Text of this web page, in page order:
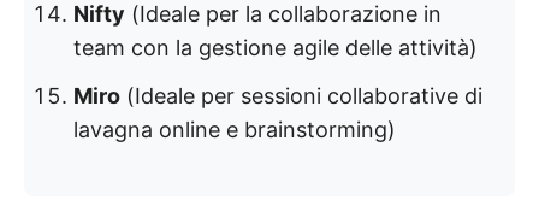
Nifty (Ideale per la collaborazione in
team con la gestione agile delle attività)
Miro (Ideale per sessioni collaborative di
lavagna online e brainstorming)